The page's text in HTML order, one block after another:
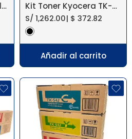
Kit Toner Konica Minolta Tn-328 Bizhub C360I Kit Toner Kyocera TK-5197 Taskalfa 306Ci
S/ 1,262.00| $ 372.82
Añadir al carrito